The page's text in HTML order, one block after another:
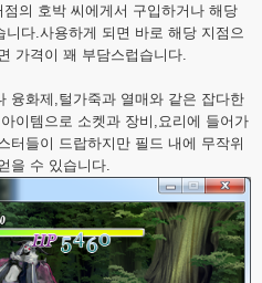
의 호박 씨에게서 구입하거나 해당
다.사용하게 되면 바로 해당 지점으
가격이 꽤 부담스럽습니다.
융화제,털가죽과 열매와 같은 잡다한
이템으로 소켓과 장비,요리에 들어가
터들이 드랍하지만 필드 내에 무작위
을 수 있습니다.